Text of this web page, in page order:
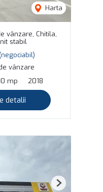
Harta
vânzare, Chitila,
stabil
(negociabil)
vânzare
mp 2018
detalii
Next